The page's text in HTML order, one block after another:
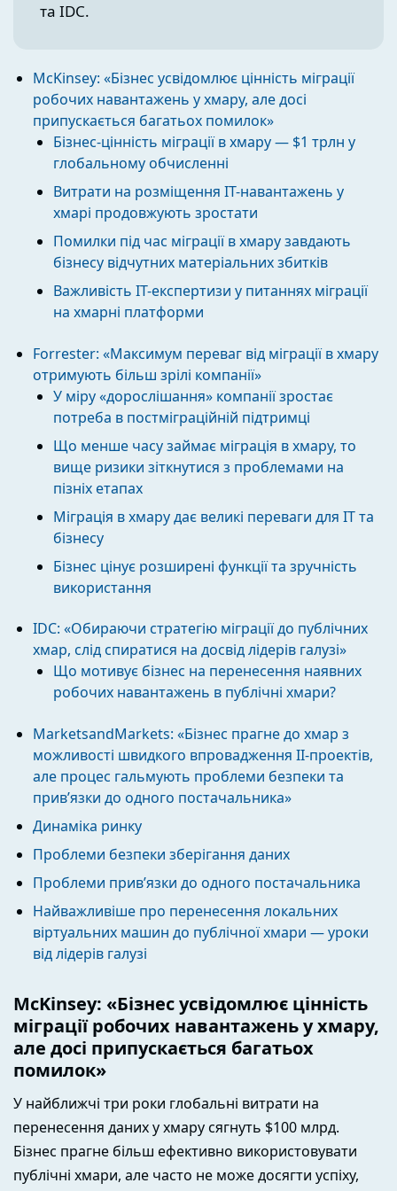
та IDC.
McKinsey: «Бізнес усвідомлює цінність міграції
робочих навантажень у хмару, але досі
припускається багатьох помилок»
Бізнес-цінність міграції в хмару — $1 трлн у
глобальному обчисленні
Витрати на розміщення IT-навантажень у
хмарі продовжують зростати
Помилки під час міграції в хмару завдають
бізнесу відчутних матеріальних збитків
Важливість IT-експертизи у питаннях міграції
на хмарні платформи
Forrester: «Максимум переваг від міграції в хмару
отримують більш зрілі компанії»
У міру «дорослішання» компанії зростає
потреба в постміграційній підтримці
Що менше часу займає міграція в хмару, то
вище ризики зіткнутися з проблемами на
пізніх етапах
Міграція в хмару дає великі переваги для ІТ та
бізнесу
Бізнес цінує розширені функції та зручність
використання
IDC: «Обираючи стратегію міграції до публічних
хмар, слід спиратися на досвід лідерів галузі»
Що мотивує бізнес на перенесення наявних
робочих навантажень в публічні хмари?
MarketsandMarkets: «Бізнес прагне до хмар з
можливості швидкого впровадження ІІ-проектів,
але процес гальмують проблеми безпеки та
прив’язки до одного постачальника»
Динаміка ринку
Проблеми безпеки зберігання даних
Проблеми прив’язки до одного постачальника
Найважливіше про перенесення локальних
віртуальних машин до публічної хмари — уроки
від лідерів галузі
McKinsey: «Бізнес усвідомлює цінність
міграції робочих навантажень у хмару,
але досі припускається багатьох
помилок»
У найближчі три роки глобальні витрати на
перенесення даних у хмару сягнуть $100 млрд.
Бізнес прагне більш ефективно використовувати
публічні хмари, але часто не може досягти успіху,